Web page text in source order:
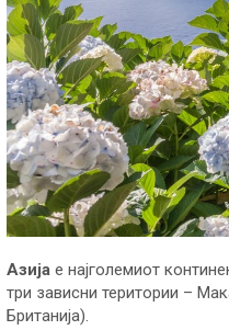
Азија е најголемиот
три зависни територии –
Британија).